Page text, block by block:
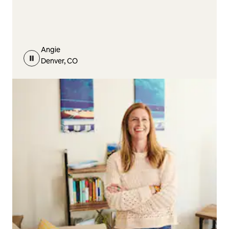
Angie
Denver, CO